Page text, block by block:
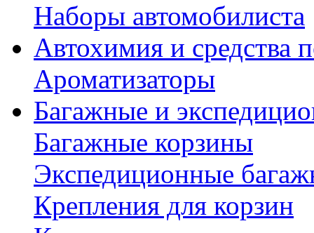
Наборы автомобилиста
Автохимия и средства
Ароматизаторы
Багажные и
Багажные корзины
Экспедиционные
Крепления для корзин